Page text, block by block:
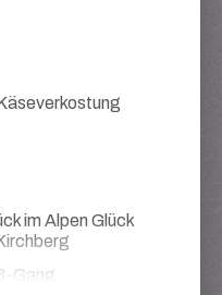
im Alpen Glück
Gang